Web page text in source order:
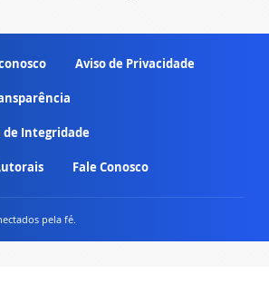
Aviso de Privacidade
de Integridade
Fale Conosco
pela fé.